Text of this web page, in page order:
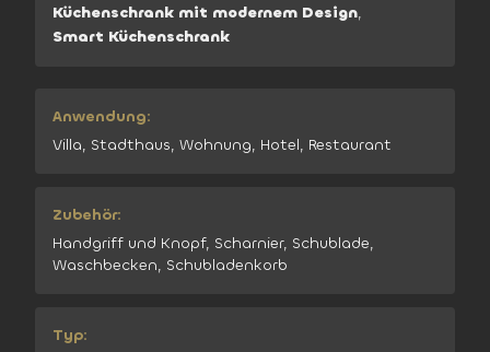
Küchenschrank mit modernem Design,
Smart Küchenschrank
Anwendung:
Villa, Stadthaus, Wohnung, Hotel, Restaurant
Zubehör:
Handgriff und Knopf, Scharnier, Schublade,
Waschbecken, Schubladenkorb
Typ: